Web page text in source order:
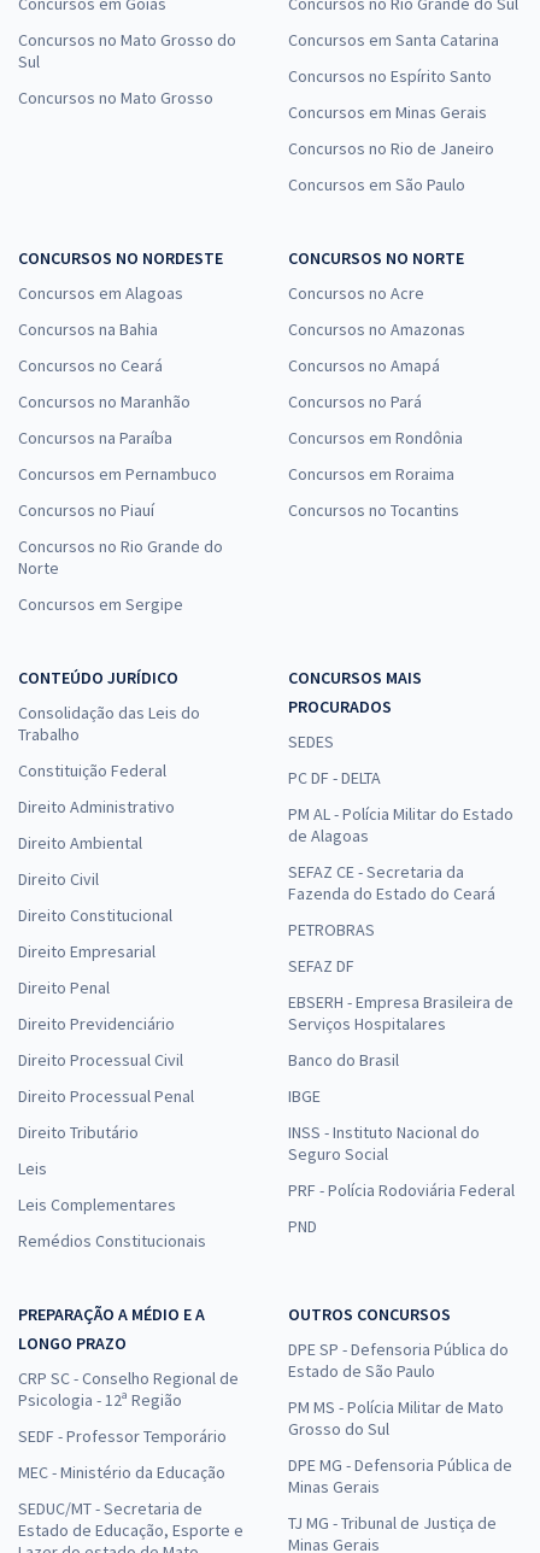
Concursos no Mato Grosso do
Sul
Concursos no Mato Grosso
Concursos em Santa Catarina
Concursos no Espírito Santo
Concursos em Minas Gerais
Concursos no Rio de Janeiro
Concursos em São Paulo
CONCURSOS NO NORDESTE
Concursos em Alagoas
Concursos na Bahia
Concursos no Ceará
Concursos no Maranhão
Concursos na Paraíba
Concursos em Pernambuco
Concursos no Piauí
Concursos no Rio Grande do
Norte
Concursos em Sergipe
CONCURSOS NO NORTE
Concursos no Acre
Concursos no Amazonas
Concursos no Amapá
Concursos no Pará
Concursos em Rondônia
Concursos em Roraima
Concursos no Tocantins
CONTEÚDO JURÍDICO
Consolidação das Leis do
Trabalho
Constituição Federal
Direito Administrativo
Direito Ambiental
Direito Civil
Direito Constitucional
Direito Empresarial
Direito Penal
Direito Previdenciário
Direito Processual Civil
Direito Processual Penal
Direito Tributário
Leis
Leis Complementares
Remédios Constitucionais
CONCURSOS MAIS
PROCURADOS
SEDES
PC DF - DELTA
PM AL - Polícia Militar do Estado
de Alagoas
SEFAZ CE - Secretaria da
Fazenda do Estado do Ceará
PETROBRAS
SEFAZ DF
EBSERH - Empresa Brasileira de
Serviços Hospitalares
Banco do Brasil
IBGE
INSS - Instituto Nacional do
Seguro Social
PRF - Polícia Rodoviária Federal
PND
PREPARAÇÃO A MÉDIO E A
LONGO PRAZO
CRP SC - Conselho Regional de
Psicologia - 12ª Região
SEDF - Professor Temporário
MEC - Ministério da Educação
SEDUC/MT - Secretaria de
Estado de Educação, Esporte e
OUTROS CONCURSOS
DPE SP - Defensoria Pública do
Estado de São Paulo
PM MS - Polícia Militar de Mato
Grosso do Sul
DPE MG - Defensoria Pública de
Minas Gerais
TJ MG - Tribunal de Justiça de
Minas Gerais